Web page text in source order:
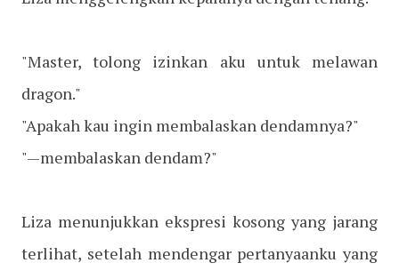
"Master, tolong izinkan aku untuk melawan
dragon."
"Apakah kau ingin membalaskan dendamnya?"
"—membalaskan dendam?"
Liza menunjukkan ekspresi kosong yang jarang
terlihat, setelah mendengar pertanyaanku yang